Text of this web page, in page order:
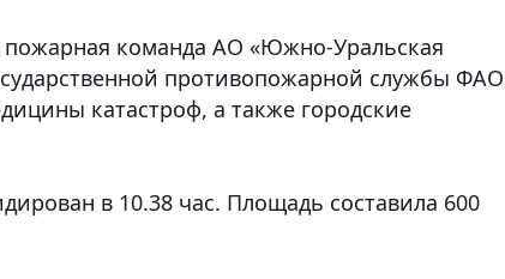
команда АО «Южно-Уральская
противопожарной службы ФАО
катастроф, а также городские
в 10.38 час. Площадь составила 600